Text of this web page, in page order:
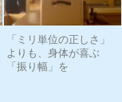
「ミリ単位の正しさ」
よりも、身体が喜ぶ
「振り幅」を